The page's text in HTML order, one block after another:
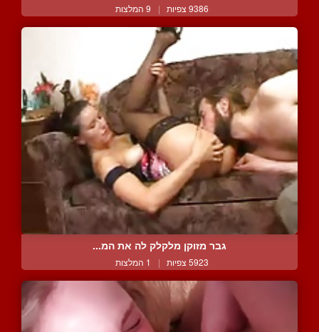
9386 צפיות | 9 המלצות
גבר מזוקן מלקלק לה את המ...
5923 צפיות | 1 המלצות